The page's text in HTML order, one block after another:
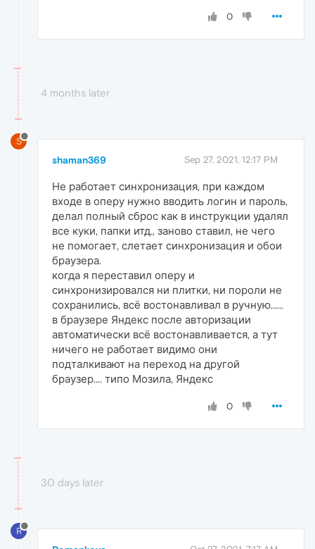
0
4 months later
S
shaman369 Sep 27, 2021, 12:17 PM
Не работает синхронизация, при каждом
входе в оперу нужно вводить логин и пароль,
делал полный сброс как в инструкции удалял
все куки, папки итд., заново ставил, не чего
не помогает, слетает синхронизация и обои
браузера.
когда я переставил оперу и
синхронизировался ни плитки, ни пороли не
сохранились, всё востонавливал в ручную......
в браузере Яндекс после авторизации
автоматически всё востонавливается, а тут
ничего не работает видимо они
подталкивают на переход на другой
браузер.... типо Мозила, Яндекс
0
30 days later
R